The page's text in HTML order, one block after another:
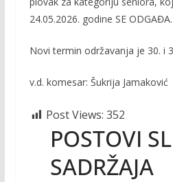
24.05.2026. godine SE ODGAĐA.
Novitermin održavanja je 30. i
v.d. komesar: Šukrija Jamaković
Post Views: 352
POSTOVI
SADRŽAJA